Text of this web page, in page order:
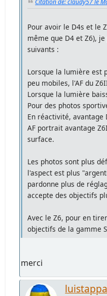
Citation de: claudy57 le
Pour avoir le D4s et le
même que D4 et Z6),
suivants :
Lorsque la lumière est
peu mobiles, l'AF du
Lorsque la lumière
Pour des photos
En réactivité, avantage
AF portrait avantage
surface.
Les photos sont plus
l'aspect est plus
pardonne plus de
accepte des objectifs
Avec le Z6, pour en
objectifs de la gamme
merci
luistappa